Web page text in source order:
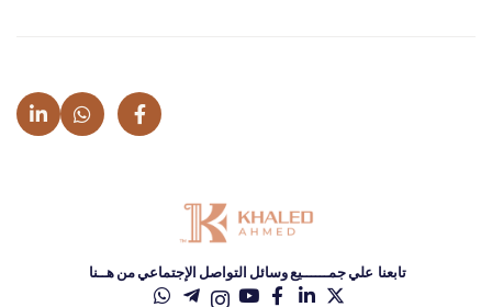
تابعنا علي جمــــــيع وسائل التواصل الإجتماعي من هــنا